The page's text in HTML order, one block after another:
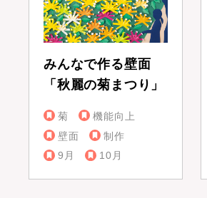
みんなで作る壁面
「秋麗の菊まつり」
菊
機能向上
壁面
制作
9月
10月